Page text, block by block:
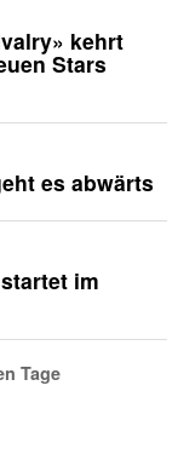
kehrt
Stars
es abwärts
im
Tage